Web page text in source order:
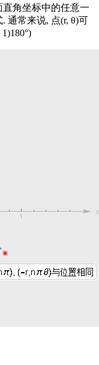
角坐标中的任意一
通常来说, 点(r, θ)可